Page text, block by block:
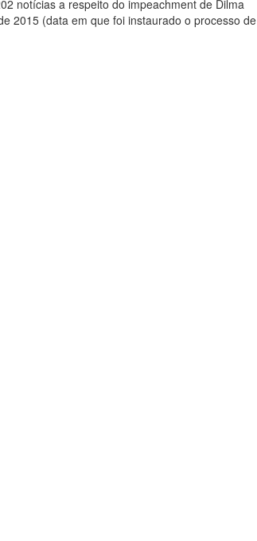
notícias a respeito do impeachment de Dilma
2015 (data em que foi instaurado o processo de